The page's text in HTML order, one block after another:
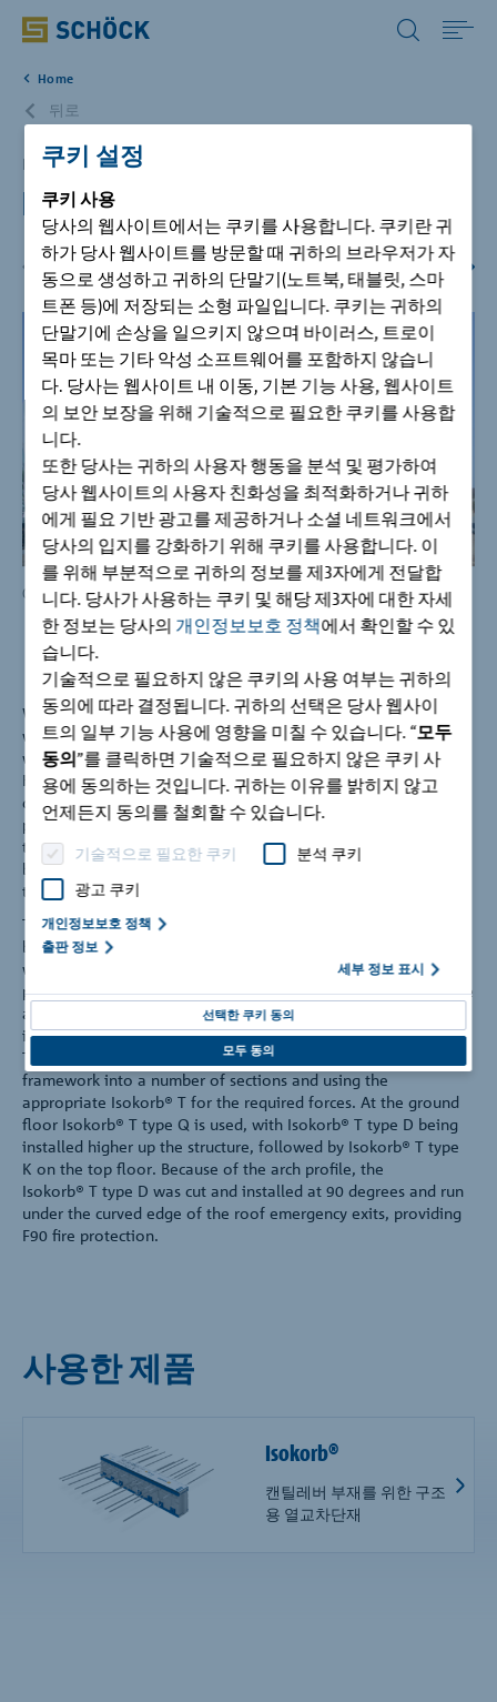
쿠키 설정
쿠키 사용
당사의 웹사이트에서는 쿠키를 사용합니다. 쿠키란 귀
하가 당사 웹사이트를 방문할 때 귀하의 브라우저가 자
동으로 생성하고 귀하의 단말기(노트북, 태블릿, 스마
트폰 등)에 저장되는 소형 파일입니다. 쿠키는 귀하의
단말기에 손상을 일으키지 않으며 바이러스, 트로이
목마 또는 기타 악성 소프트웨어를 포함하지 않습니
다. 당사는 웹사이트 내 이동, 기본 기능 사용, 웹사이트
의 보안 보장을 위해 기술적으로 필요한 쿠키를 사용합
니다.
또한 당사는 귀하의 사용자 행동을 분석 및 평가하여
당사 웹사이트의 사용자 친화성을 최적화하거나 귀하
에게 필요 기반 광고를 제공하거나 소셜 네트워크에서
당사의 입지를 강화하기 위해 쿠키를 사용합니다. 이
를 위해 부분적으로 귀하의 정보를 제3자에게 전달합
니다. 당사가 사용하는 쿠키 및 해당 제3자에 대한 자세
한 정보는 당사의 개인정보보호 정책에서 확인할 수 있
습니다.
기술적으로 필요하지 않은 쿠키의 사용 여부는 귀하의
동의에 따라 결정됩니다. 귀하의 선택은 당사 웹사이
트의 일부 기능 사용에 영향을 미칠 수 있습니다. “모두
동의”를 클릭하면 기술적으로 필요하지 않은 쿠키 사
용에 동의하는 것입니다. 귀하는 이유를 밝히지 않고
언제든지 동의를 철회할 수 있습니다.
기술적으로 필요한 쿠키
분석 쿠키
광고 쿠키
개인정보보호 정책
출판 정보
세부 정보 표시
선택한 쿠키 동의
모두 동의
솔루션
자료실
시공사례
회사
고객지원
Korea (KR) 한국어
Home
뒤로
Bonn, DE
Kameha Grand Hotel
Case studie Schöck Isokorb® Kameha Grand Hotel, Photo: Schöck Bauteile GmbH
Winner of the MIPM 2010 award for Hotels and Tourism,
which is presented for outstanding real state projects
worldwide, the Kameha Grand was designed by architect Karl-
Heinz Schommer Bonner. The unique elliptical section design
did however make serious demands on the requirement for
protection against thermal bridging. The architect discussed
the issue with Schöck, the European specialists in thermal
bridging solutions and it was agreed that a combination of
three product variants would meet the requirement.
The outer concrete arches on the roof and facade of the
building cantilever 1.30 m on each side and this, combined
with the subtle design of the facade, meant that it was not
possible to use a standard thermal break solution. To minimise
any thermal bridging problems along the two outer arcs an
inventive solution had to be found by the Schöck design team.
This was achieved by dividing the projecting element of the
framework into a number of sections and using the
appropriate Isokorb® T for the required forces. At the ground
floor Isokorb® T type Q is used, with Isokorb® T type D being
installed higher up the structure, followed by Isokorb® T type
K on the top floor. Because of the arch profile, the
Isokorb® T type D was cut and installed at 90 degrees and run
under the curved edge of the roof emergency exits, providing
F90 fire protection.
사용한 제품
Isokorb®
캔틸레버 부재를 위한 구조
용 열교차단재